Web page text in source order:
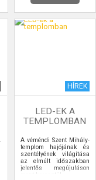
HÍREK
LED-EK A
TEMPLOMBAN
A véméndi Szent Mihály-
templom hajójának és
szentélyének világítása
az elmúlt időszakban
jelentős megújuláson
ment keresztül.